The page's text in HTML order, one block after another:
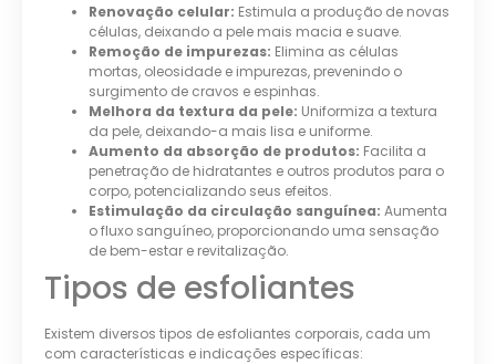
Renovação celular: Estimula a produção de novas
células, deixando a pele mais macia e suave.
Remoção de impurezas: Elimina as células
mortas, oleosidade e impurezas, prevenindo o
surgimento de cravos e espinhas.
Melhora da textura da pele: Uniformiza a textura
da pele, deixando-a mais lisa e uniforme.
Aumento da absorção de produtos: Facilita a
penetração de hidratantes e outros produtos para o
corpo, potencializando seus efeitos.
Estimulação da circulação sanguínea: Aumenta
o fluxo sanguíneo, proporcionando uma sensação
de bem-estar e revitalização.
Tipos de esfoliantes
Existem diversos tipos de esfoliantes corporais, cada um
com características e indicações específicas: